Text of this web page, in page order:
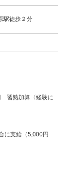
徒歩２分
熟加算〈経験に
に支給（5,000円